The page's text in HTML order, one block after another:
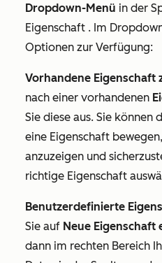
Dropdown-Menü in der
Eigenschaft . Im
Optionen zur Verfügung:
Vorhandene Eigenschaft
nach einer vorhandenen
Sie diese aus. Sie können
eine Eigenschaft
anzuzeigen und
richtige Eigenschaft
Benutzerdefinierte
Sie auf Neue Eigenschaft
dann im rechten Bereich